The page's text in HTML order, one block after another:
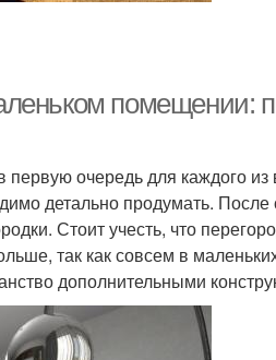
помещении:
первую очередь для каждого из
детально продумать. После
Стоит учесть, что
так как совсем в
дополнительными